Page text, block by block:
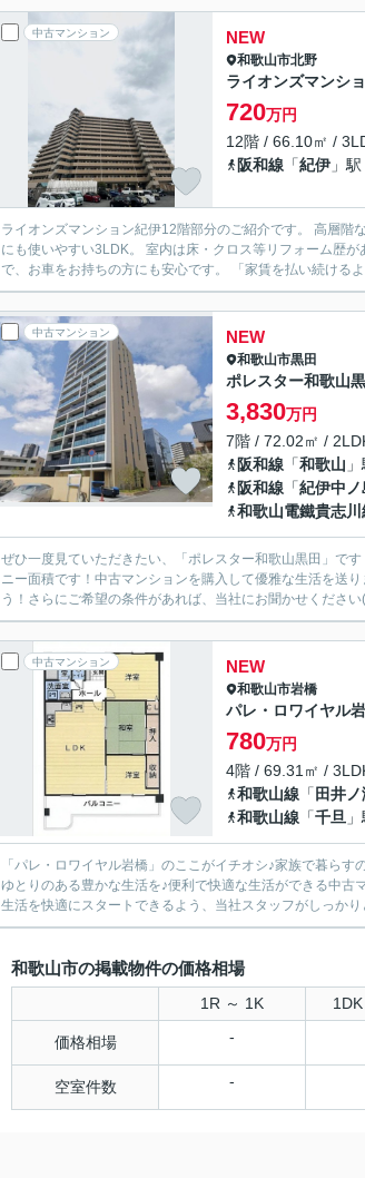
中古マンション NEW
和歌山市北野
ライオンズマンシ
720万円
12階 / 66.10㎡ /
阪和線 「紀伊 」
ライオンズマンション紀伊12階部分のご紹介です。 高層階ならでは
にも使いやすい3LDK。 室内は床・クロス等リフォーム歴があり、そのままで
で、お車をお持ちの方にも安心
中古マンション NEW
和歌山市黒田
ポレスター和歌山
3,830万円
7階 / 72.02㎡ /
阪和線 「和歌山
阪和線 「紀伊中ノ
和歌山電鐵貴志川
ぜひ一度見ていただきたい、「ポレスター和歌山黒田」で
ニー面積です！中古マンションを購入して優雅な生活を送
う！さらにご希望の条件があれば、当社にお聞かせくださ
中古マンション NEW
和歌山市岩橋
パレ・ロワイヤル
780万円
4階 / 69.31㎡ /
和歌山線 「 田井
和歌山線 「千旦
「パレ・ロワイヤル岩橋」のここがイチオシ♪家族で暮ら
ゆとりのある豊かな生活を♪便利で快適な生活ができる中
生活を快適にスタートできるよう、当社スタッフがしっか
和歌山市の掲載物件の価格相場
1R ～ 1K
価格相場 -
空室件数 -